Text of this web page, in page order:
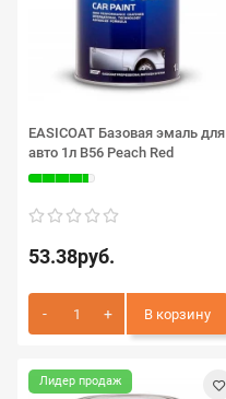
EASICOAT Базовая эмаль для
авто 1л B56 Peach Red
53.38руб.
В корзину
Лидер продаж